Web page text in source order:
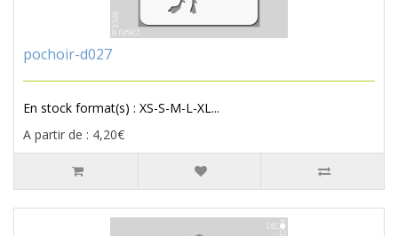
pochoir-d027
En stock format(s) : XS-S-M-L-XL...
A partir de : 4,20€